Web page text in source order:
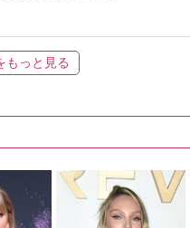
もっと見る